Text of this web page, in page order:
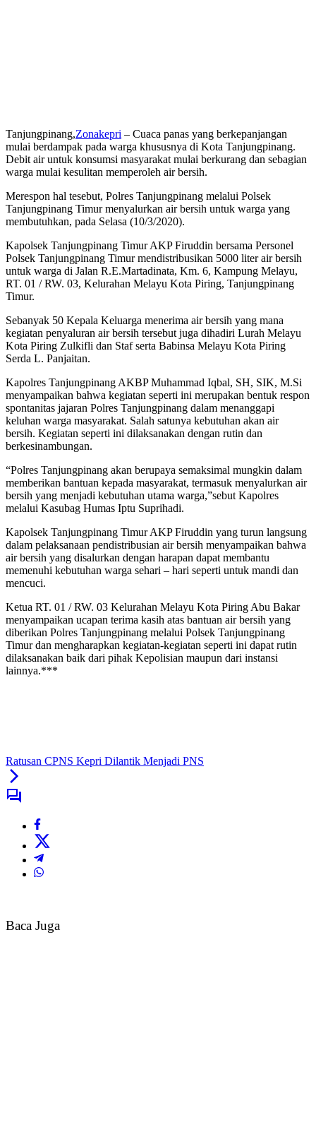
Tanjungpinang,Zonakepri – Cuaca panas yang berkepanjangan
mulai berdampak pada warga khususnya di Kota Tanjungpinang.
Debit air untuk konsumsi masyarakat mulai berkurang dan sebagian
warga mulai kesulitan memperoleh air bersih.
Merespon hal tesebut, Polres Tanjungpinang melalui Polsek
Tanjungpinang Timur menyalurkan air bersih untuk warga yang
membutuhkan, pada Selasa (10/3/2020).
Kapolsek Tanjungpinang Timur AKP Firuddin bersama Personel
Polsek Tanjungpinang Timur mendistribusikan 5000 liter air bersih
untuk warga di Jalan R.E.Martadinata, Km. 6, Kampung Melayu,
RT. 01 / RW. 03, Kelurahan Melayu Kota Piring, Tanjungpinang
Timur.
Sebanyak 50 Kepala Keluarga menerima air bersih yang mana
kegiatan penyaluran air bersih tersebut juga dihadiri Lurah Melayu
Kota Piring Zulkifli dan Staf serta Babinsa Melayu Kota Piring
Serda L. Panjaitan.
Kapolres Tanjungpinang AKBP Muhammad Iqbal, SH, SIK, M.Si
menyampaikan bahwa kegiatan seperti ini merupakan bentuk respon
spontanitas jajaran Polres Tanjungpinang dalam menanggapi
keluhan warga masyarakat. Salah satunya kebutuhan akan air
bersih. Kegiatan seperti ini dilaksanakan dengan rutin dan
berkesinambungan.
“Polres Tanjungpinang akan berupaya semaksimal mungkin dalam
memberikan bantuan kepada masyarakat, termasuk menyalurkan air
bersih yang menjadi kebutuhan utama warga,”sebut Kapolres
melalui Kasubag Humas Iptu Suprihadi.
Kapolsek Tanjungpinang Timur AKP Firuddin yang turun langsung
dalam pelaksanaan pendistribusian air bersih menyampaikan bahwa
air bersih yang disalurkan dengan harapan dapat membantu
memenuhi kebutuhan warga sehari – hari seperti untuk mandi dan
mencuci.
Ketua RT. 01 / RW. 03 Kelurahan Melayu Kota Piring Abu Bakar
menyampaikan ucapan terima kasih atas bantuan air bersih yang
diberikan Polres Tanjungpinang melalui Polsek Tanjungpinang
Timur dan mengharapkan kegiatan-kegiatan seperti ini dapat rutin
dilaksanakan baik dari pihak Kepolisian maupun dari instansi
lainnya.***
Ratusan CPNS Kepri Dilantik Menjadi PNS
Baca Juga